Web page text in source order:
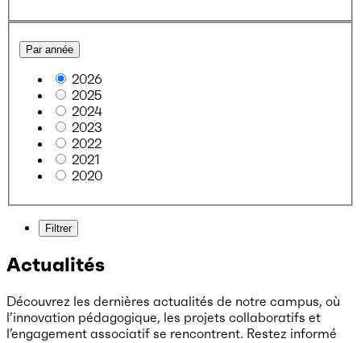
Par année
2026
2025
2024
2023
2022
2021
2020
Filtrer
Actualités
Découvrez les dernières actualités de notre campus, où
l’innovation pédagogique, les projets collaboratifs et
l’engagement associatif se rencontrent. Restez informé